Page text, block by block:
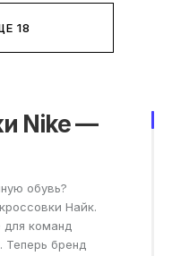
18
Nike —
обувь?
Найк.
для команд
Теперь бренд